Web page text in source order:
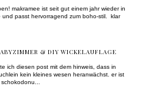
makramee ist seit gut einem jahr wieder in
und passt hervorragend zum boho-stil. klar
& DIY WICKELAUFLAGE
ich diesen post mit dem hinweis, dass in
kein kleines wesen heranwächst. er ist